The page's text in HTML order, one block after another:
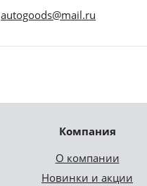
autogoods@mail.ru
Компания
О компании
Новинки и акции